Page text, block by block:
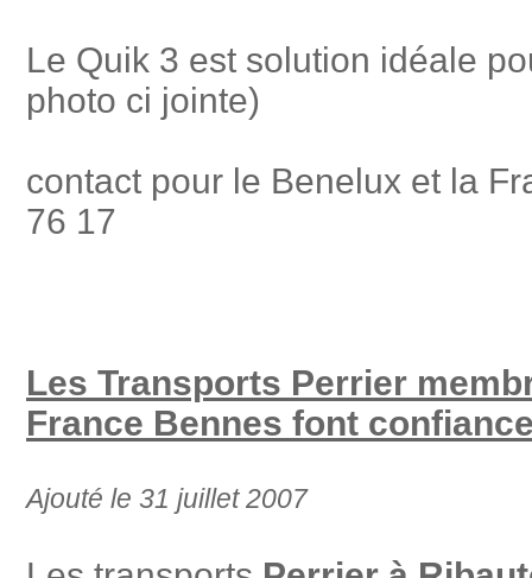
Le Quik 3 est solution idéale
photo ci jointe)
contact pour le Benelux et la
76 17
Les Transports Perrier
France Bennes font
Ajouté le 31 juillet 2007